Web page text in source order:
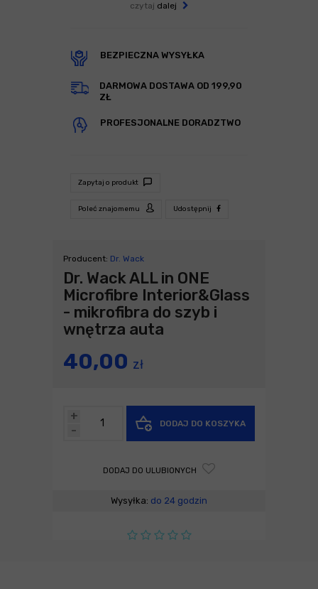
czytaj dalej
BEZPIECZNA WYSYŁKA
DARMOWA DOSTAWA OD 199,90
ZŁ
PROFESJONALNE DORADZTWO
Zapytaj o produkt
Poleć znajomemu Udostępnij
Producent: Dr. Wack
Dr. Wack ALL in ONE
Microfibre Interior&Glass
- mikrofibra do szyb i
wnętrza auta
40,00 zł
-
+
DODAJ DO KOSZYKA
DODAJ DO ULUBIONYCH
Wysyłka: do 24 godzin